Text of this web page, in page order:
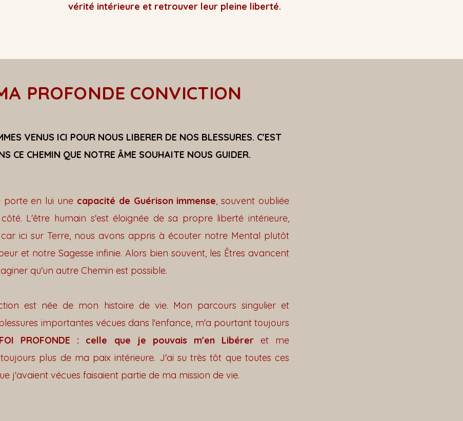
vérité intérieure et retrouver leur pleine liberté.
PROFONDE CONVICTION
VENUS ICI POUR NOUS LIBERER DE NOS BLESSURES. C'EST
CE CHEMIN QUE NOTRE ÂME SOUHAITE NOUS GUIDER.
porte en lui une capacité de Guérison immense, souvent oubliée
L'être humain s'est éloignée de sa propre liberté intérieure,
ici sur Terre, nous avons appris à écouter notre Mental plutôt
et notre Sagesse infinie. Alors bien souvent, les Êtres avancent
qu'un autre Chemin est possible.
est née de mon histoire de vie. Mon parcours singulier et
importantes vécues dans l'enfance, m'a pourtant toujours
FOI PROFONDE : celle que je pouvais m'en Libéreret me
plus de ma paix intérieure. J'ai su très tôt que toutes ces
j'avaient vécues faisaient partie de ma mission de vie.